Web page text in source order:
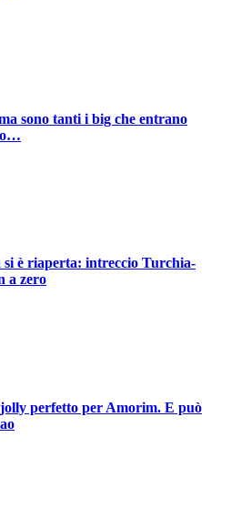
sono tanti i big che entrano
è riaperta: intreccio Turchia-
a zero
perfetto per Amorim. E può